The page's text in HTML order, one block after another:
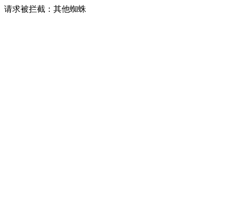
请求被拦截：其他蜘蛛